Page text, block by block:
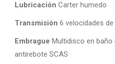
Lubricación Carter humedo
Transmisión 6 velocidades
Embrague Multidisco en
antirebote SCAS